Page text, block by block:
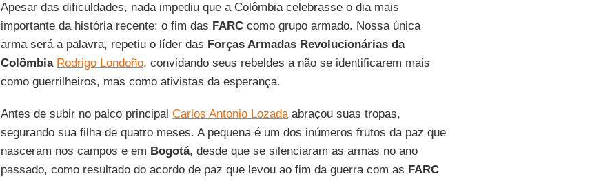
Apesar das dificuldades, nada impediu que a Colômbia celebrasse o dia mais
importante da história recente: o fim das FARCcomo grupo armado. Nossa única
arma será a palavra, repetiu o líder das Forças Armadas Revolucionárias da
Colômbia Rodrigo Londoño, convidando seus rebeldes a não se identificarem mais
como guerrilheiros, mas como ativistas da esperança.
Antes de subir no palco principal Carlos Antonio Lozadaabraçou suas tropas,
segurando sua filha de quatro meses. A pequena é um dos inúmeros frutos da paz que
nasceram nos campos e em Bogotá, desde que se silenciaram as armas no ano
passado, como resultado do acordo de paz que levou ao fim da guerra com as FARC